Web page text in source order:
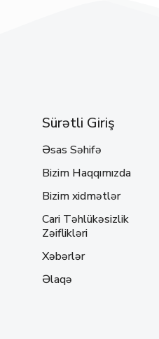
Sürətli Giriş
Əsas Səhifə
Bizim Haqqımızda
Bizim xidmətlər
Cari Təhlükəsizlik
Zəiflikləri
Xəbərlər
Əlaqə